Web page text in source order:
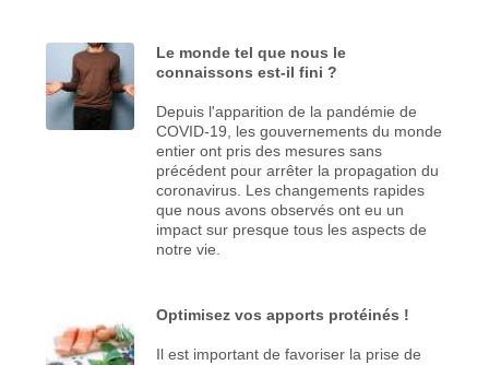
Le monde tel que nous le
connaissons est-il fini ?
Depuis l'apparition de la pandémie de
COVID-19, les gouvernements du monde
entier ont pris des mesures sans
précédent pour arrêter la propagation du
coronavirus. Les changements rapides
que nous avons observés ont eu un
impact sur presque tous les aspects de
notre vie.
Optimisez vos apports protéinés !
Il est important de favoriser la prise de